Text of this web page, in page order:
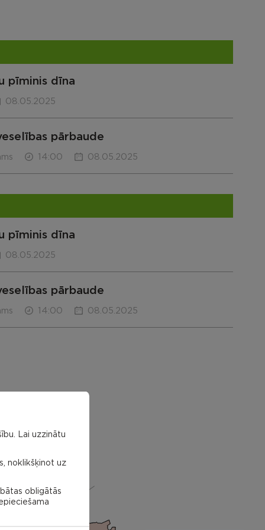
pīminis dīna
08.05.2025
pārbaude
14:00 08.05.2025
pīminis dīna
08.05.2025
pārbaude
14:00 08.05.2025
Lai uzzinātu
noklikšķinot uz
obligātās